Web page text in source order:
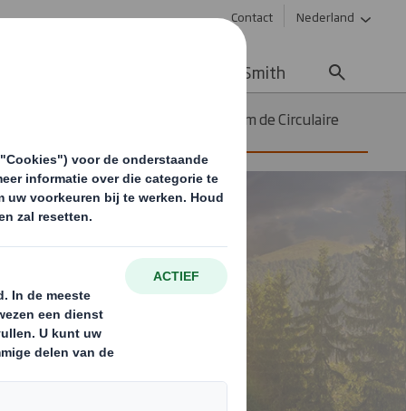
Contact Nederland
Werken bij DS Smith
Wat kunt u zelf doen om de Circulaire